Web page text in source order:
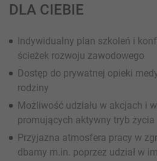
DLA CIEBIE
Indywidualny plan szkoleń i
ścieżek rozwoju zawodowego
Dostęp do prywatnej opieki
rodziny
Możliwość udziału w akcjach i
promujących aktywny tryb życia
Przyjazna atmosfera pracy w
dbamy m.in. poprzez udział w